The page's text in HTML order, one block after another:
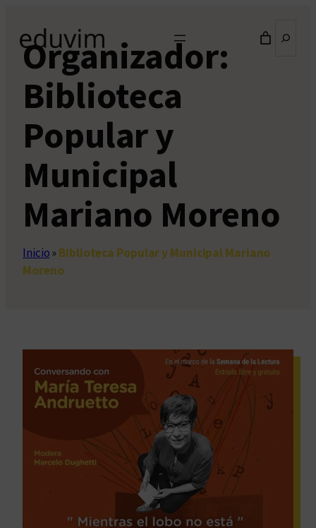
contenido
Organizador:
Biblioteca
Popular y
Municipal
Mariano Moreno
Inicio»Biblioteca Popular y Municipal Mariano
Moreno